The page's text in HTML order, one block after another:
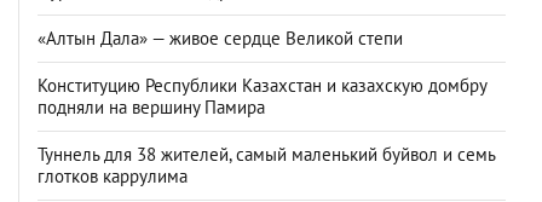
«Алтын Дала» — живое сердце Великой степи
Конституцию Республики Казахстан и казахскую домбру
подняли на вершину Памира
Туннель для 38 жителей, самый маленький буйвол и семь
глотков каррулима